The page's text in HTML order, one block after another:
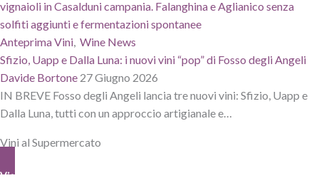
Anteprima Vini, Wine News
Sfizio, Uapp e Dalla Luna: i nuovi vini “pop” di Fosso degli Angeli
Davide Bortone 27 Giugno 2026
IN BREVE Fosso degli Angeli lancia tre nuovi vini: Sfizio, Uapp e
Dalla Luna, tutti con un approccio artigianale e…
Vini al Supermercato
View All